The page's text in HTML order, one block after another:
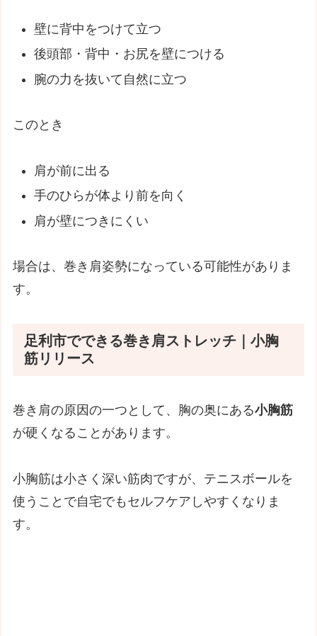
壁に背中をつけて立つ
後頭部・背中・お尻を壁につける
腕の力を抜いて自然に立つ
このとき
肩が前に出る
手のひらが体より前を向く
肩が壁につきにくい
場合は、巻き肩姿勢になっている可能性がありま
す。
足利市でできる巻き肩ストレッチ｜小胸
筋リリース
巻き肩の原因の一つとして、胸の奥にある小胸筋
が硬くなることがあります。
小胸筋は小さく深い筋肉ですが、テニスボールを
使うことで自宅でもセルフケアしやすくなりま
す。